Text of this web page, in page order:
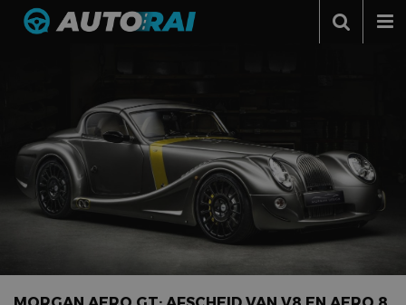
Autotests
Automerken
Adverteren